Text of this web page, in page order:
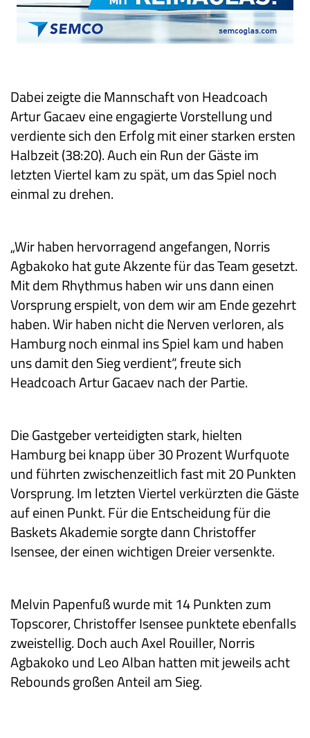
Dabei zeigte die Mannschaft von Headcoach
Artur Gacaev eine engagierte Vorstellung und
verdiente sich den Erfolg mit einer starken ersten
Halbzeit (38:20). Auch ein Run der Gäste im
letzten Viertel kam zu spät, um das Spiel noch
einmal zu drehen.
„Wir haben hervorragend angefangen, Norris
Agbakoko hat gute Akzente für das Team gesetzt.
Mit dem Rhythmus haben wir uns dann einen
Vorsprung erspielt, von dem wir am Ende gezehrt
haben. Wir haben nicht die Nerven verloren, als
Hamburg noch einmal ins Spiel kam und haben
uns damit den Sieg verdient“, freute sich
Headcoach Artur Gacaev nach der Partie.
Die Gastgeber verteidigten stark, hielten
Hamburg bei knapp über 30 Prozent Wurfquote
und führten zwischenzeitlich fast mit 20 Punkten
Vorsprung. Im letzten Viertel verkürzten die Gäste
auf einen Punkt. Für die Entscheidung für die
Baskets Akademie sorgte dann Christoffer
Isensee, der einen wichtigen Dreier versenkte.
Melvin Papenfuß wurde mit 14 Punkten zum
Topscorer, Christoffer Isensee punktete ebenfalls
zweistellig. Doch auch Axel Rouiller, Norris
Agbakoko und Leo Alban hatten mit jeweils acht
Rebounds großen Anteil am Sieg.